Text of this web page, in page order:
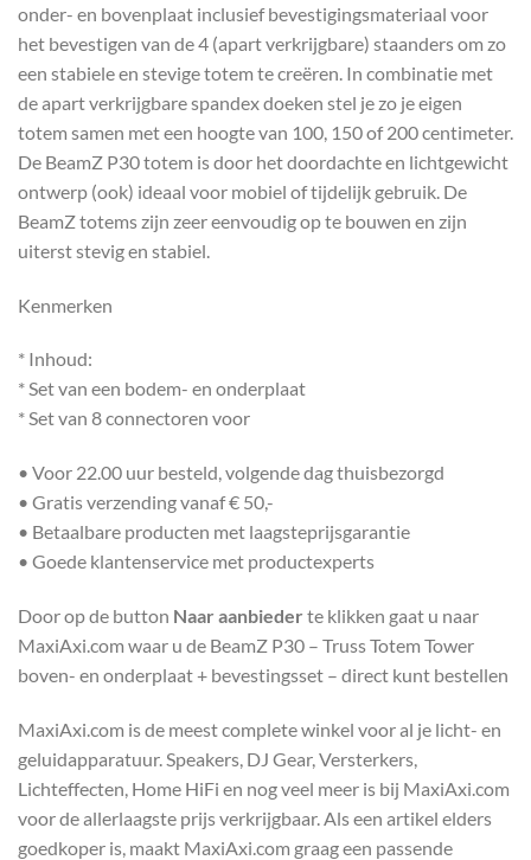
onder- en bovenplaat inclusief bevestigingsmateriaal voor
het bevestigen van de 4 (apart verkrijgbare) staanders om zo
een stabiele en stevige totem te creëren. In combinatie met
de apart verkrijgbare spandex doeken stel je zo je eigen
totem samen met een hoogte van 100, 150 of 200 centimeter.
De BeamZ P30 totem is door het doordachte en lichtgewicht
ontwerp (ook) ideaal voor mobiel of tijdelijk gebruik. De
BeamZ totems zijn zeer eenvoudig op te bouwen en zijn
uiterst stevig en stabiel.
Kenmerken
* Inhoud:
* Set van een bodem- en onderplaat
* Set van 8 connectoren voor
• Voor 22.00 uur besteld, volgende dag thuisbezorgd
• Gratis verzending vanaf € 50,-
• Betaalbare producten met laagsteprijsgarantie
• Goede klantenservice met productexperts
Door op de button Naar aanbieder te klikken gaat u naar
MaxiAxi.com waar u de BeamZ P30 – Truss Totem Tower
boven- en onderplaat + bevestingsset – direct kunt bestellen
MaxiAxi.com is de meest complete winkel voor al je licht- en
geluidapparatuur. Speakers, DJ Gear, Versterkers,
Lichteffecten, Home HiFi en nog veel meer is bij MaxiAxi.com
voor de allerlaagste prijs verkrijgbaar. Als een artikel elders
goedkoper is, maakt MaxiAxi.com graag een passende